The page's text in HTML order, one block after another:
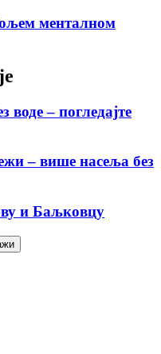
менталном
воде – погледајте
– више насеља без
и Баљковцу